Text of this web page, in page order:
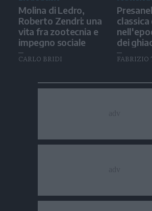
Molina di Ledro,
Roberto Zendri: una
vita fra zootecnia e
impegno sociale
CARLO BRIDI
dei
FABRIZIO